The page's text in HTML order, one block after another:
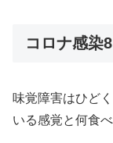
コロナ感染
味覚障害はひど
いる感覚と何食